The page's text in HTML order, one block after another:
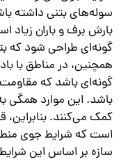
سوله‌های بتنی داشته
بارش برف و باران زیاد
گونه‌ای طراحی شود که
همچنین، در مناطق با
گونه‌ای باشد که مقاومت
باشد. این موارد همگی
کمک می‌کنند. بنابراین،
است که شرایط جوی
سازه بر اساس این